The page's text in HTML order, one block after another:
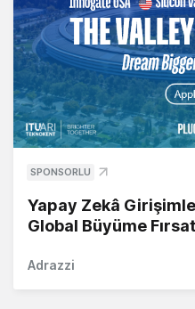
SPONSORLU
Yapay Zekâ
Global Büyüme
Adrazzi